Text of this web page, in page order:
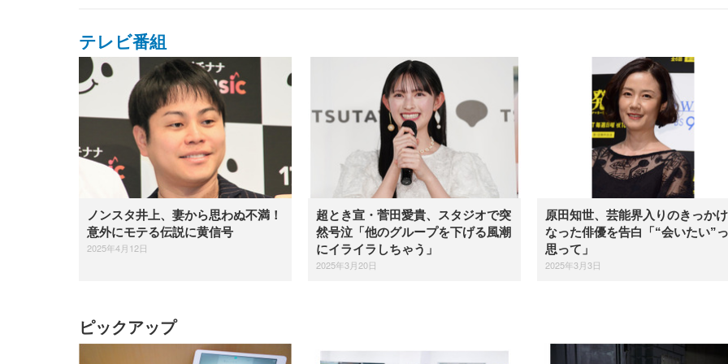
テレビ番組
ノンスタ井上、妻から思わぬ不満！
意外にモテる伝説に黄信号
2025年4月12日
超とき宣・菅田愛貴、スタジオで突
然号泣「他のグループを下げる風潮
にイライラしちゃう」
2025年3月20日
原田知世、芸能界入りのきっか
なった俳優を告白「“会いたい”
思って」
2025年3月3日
ピックアップ